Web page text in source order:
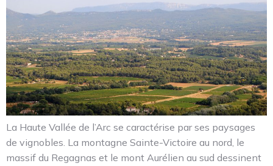
La Haute Vallée de l’Arc se caractérise par ses paysages
de vignobles. La montagne Sainte-Victoire au nord, le
massif du Regagnas et le mont Aurélien au sud dessinent